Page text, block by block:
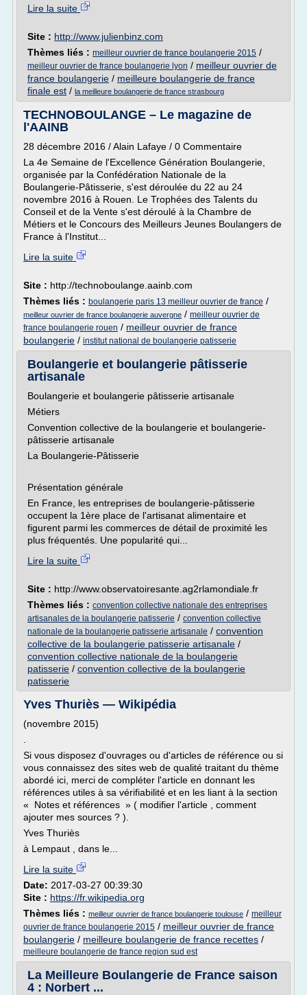
Lire la suite
Site : http://www.julienbinz.com
Thèmes liés : meilleur ouvrier de france boulangerie 2015 /
meilleur ouvrier de france boulangerie lyon / meilleur ouvrier de
france boulangerie / meilleure boulangerie de france
finale est / la meilleure boulangerie de france strasbourg
TECHNOBOULANGE – Le magazine de
l'AAINB
28 décembre 2016 / Alain Lafaye / 0 Commentaire
La 4e Semaine de l'Excellence Génération Boulangerie,
organisée par la Confédération Nationale de la
Boulangerie-Pâtisserie, s'est déroulée du 22 au 24
novembre 2016 à Rouen. Le Trophées des Talents du
Conseil et de la Vente s'est déroulé à la Chambre de
Métiers et le Concours des Meilleurs Jeunes Boulangers de
France à l'Institut...
Lire la suite
Site : http://technoboulange.aainb.com
Thèmes liés : boulangerie paris 13 meilleur ouvrier de france /
meilleur ouvrier de france boulangerie auvergne / meilleur ouvrier de
france boulangerie rouen / meilleur ouvrier de france
boulangerie / institut national de boulangerie patisserie
Boulangerie et boulangerie pâtisserie
artisanale
Boulangerie et boulangerie pâtisserie artisanale
Métiers
Convention collective de la boulangerie et boulangerie-
pâtisserie artisanale
La Boulangerie-Pâtisserie
Présentation générale
En France, les entreprises de boulangerie-pâtisserie
occupent la 1ère place de l'artisanat alimentaire et
figurent parmi les commerces de détail de proximité les
plus fréquentés. Une popularité qui...
Lire la suite
Site : http://www.observatoiresante.ag2rlamondiale.fr
Thèmes liés : convention collective nationale des entreprises
artisanales de la boulangerie patisserie / convention collective
nationale de la boulangerie patisserie artisanale / convention
collective de la boulangerie patisserie artisanale /
convention collective nationale de la boulangerie
patisserie / convention collective de la boulangerie
patisserie
Yves Thuriès — Wikipédia
(novembre 2015)
Si vous disposez d'ouvrages ou d'articles de référence ou si
vous connaissez des sites web de qualité traitant du thème
abordé ici, merci de compléter l'article en donnant les
références utiles à sa vérifiabilité et en les liant à la section
« Notes et références » ( modifier l'article , comment
ajouter mes sources ? ).
Yves Thuriès
à Lempaut , dans le...
Lire la suite
Date: 2017-03-27 00:39:30
Site : https://fr.wikipedia.org
Thèmes liés : meilleur ouvrier de france boulangerie toulouse / meilleur
ouvrier de france boulangerie 2015 / meilleur ouvrier de france
boulangerie / meilleure boulangerie de france recettes /
meilleure boulangerie de france region sud est
La Meilleure Boulangerie de France saison
4 : Norbert ...